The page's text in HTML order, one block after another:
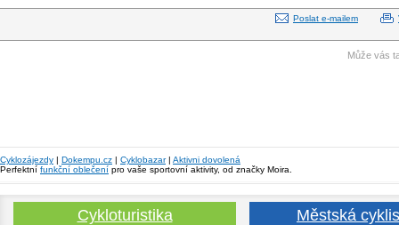
Poslat e-mailem
Může vás
Cyklozájezdy | Dokempu.cz | Cyklobazar| Aktivni dovolená
Perfektní funkční oblečení pro vaše sportovní aktivity, od značky Moira.
Cykloturistika Městská